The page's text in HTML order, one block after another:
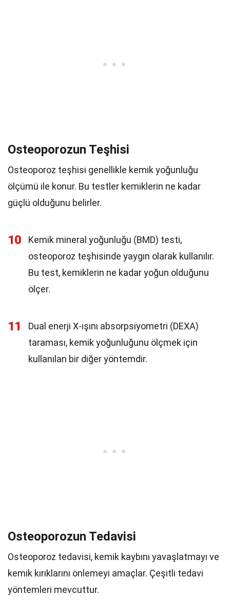
Osteoporozun Teşhisi
Osteoporoz teşhisi genellikle kemik yoğunluğu
ölçümü ile konur. Bu testler kemiklerin ne kadar
güçlü olduğunu belirler.
10
Kemik mineral yoğunluğu (BMD) testi,
osteoporoz teşhisinde yaygın olarak kullanılır.
Bu test, kemiklerin ne kadar yoğun olduğunu
ölçer.
11
Dual enerji X-ışını absorpsiyometri (DEXA)
taraması, kemik yoğunluğunu ölçmek için
kullanılan bir diğer yöntemdir.
Osteoporozun Tedavisi
Osteoporoz tedavisi, kemik kaybını yavaşlatmayı ve
kemik kırıklarını önlemeyi amaçlar. Çeşitli tedavi
yöntemleri mevcuttur.